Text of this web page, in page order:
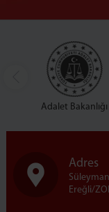
Adalet Bakanlığı
Adres
Ereğli/